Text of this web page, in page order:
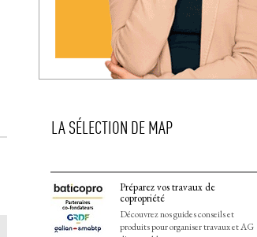
LA SÉLECTION DE MAP
Préparez vos travaux de
copropriété
Découvrez nos guides conseils et
produits pour organiser travaux et AG